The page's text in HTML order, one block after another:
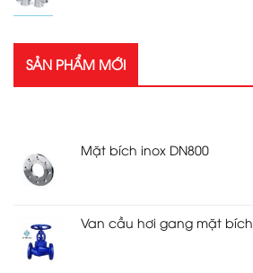
SẢN PHẨM MỚI
Mặt bích inox DN800
Van cầu hơi gang mặt bích